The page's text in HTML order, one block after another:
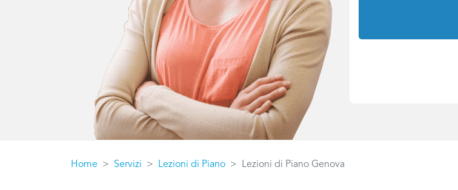
Home Servizi Lezioni di Piano Lezioni di Piano Genova